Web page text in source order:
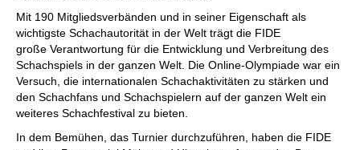
Mit 190 Mitgliedsverbänden und in seiner Eigenschaft als
wichtigste Schachautorität in der Welt trägt die FIDE
große Verantwortung für die Entwicklung und Verbreitung des
Schachspiels in der ganzen Welt. Die Online-Olympiade war ein
Versuch, die internationalen Schachaktivitäten zu stärken und
den Schachfans und Schachspielern auf der ganzen Welt ein
weiteres Schachfestival zu bieten.
In dem Bemühen, das Turnier durchzuführen, haben die FIDE